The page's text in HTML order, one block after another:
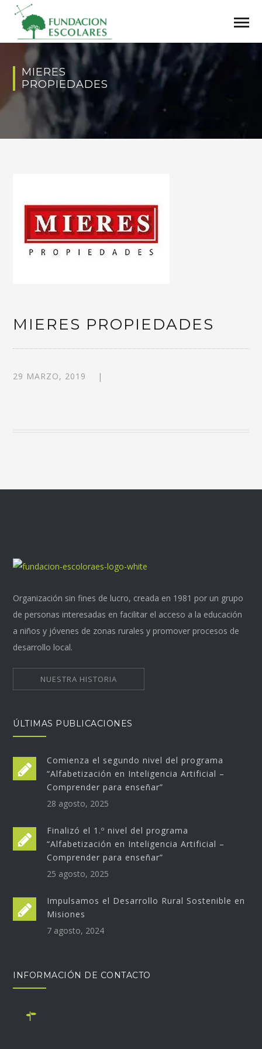
MIERES
PROPIEDADES
MIERES PROPIEDADES
29 MARZO, 2019
Organización sin fines de lucro, creada en 1981 por un grupo
de personas interesadas en facilitar el acceso a la educación
a niños y jóvenes de zonas rurales y promover procesos de
desarrollo local.
NUESTRA HISTORIA
ÚLTIMAS PUBLICACIONES
Comienza el segundo nivel del programa
“Alfabetización en Inteligencia Artificial –
Comprender para enseñar”
28 agosto, 2025
Finalizó el 1.º nivel del programa
“Alfabetización en Inteligencia Artificial –
Comprender para enseñar”
25 agosto, 2025
Impulsamos el Desarrollo Rural Sostenible en
Misiones
7 agosto, 2024
INFORMACIÓN DE CONTACTO